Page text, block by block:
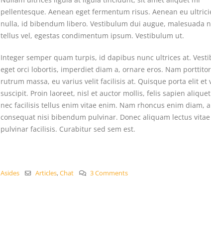
pellentesque. Aenean eget fermentum risus. Aenean eu
nulla, id bibendum libero. Vestibulum dui augue, malesuada
tellus vel, egestas condimentum ipsum. Vestibulum ut.
Integer semper quam turpis, id dapibus nunc ultrices at.
eget orci lobortis, imperdiet diam a, ornare eros. Nam porttitor
rutrum massa, eu varius velit facilisis at. Quisque porta elit et
suscipit. Proin laoreet, nisl et auctor mollis, felis sapien
nec facilisis tellus enim vitae enim. Nam rhoncus enim diam, a
consequat nisi bibendum pulvinar. Donec aliquam lectus
pulvinar facilisis. Curabitur sed sem est.
Asides Articles,Chat 3 Comments